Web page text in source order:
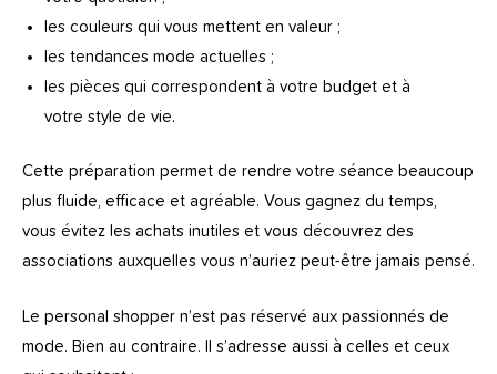
les couleurs qui vous mettent en valeur ;
les tendances mode actuelles ;
les pièces qui correspondent à votre budget et à
votre style de vie.
Cette préparation permet de rendre votre séance beaucoup
plus fluide, efficace et agréable. Vous gagnez du temps,
vous évitez les achats inutiles et vous découvrez des
associations auxquelles vous n’auriez peut-être jamais pensé.
Le personal shopper n’est pas réservé aux passionnés de
mode. Bien au contraire. Il s’adresse aussi à celles et ceux